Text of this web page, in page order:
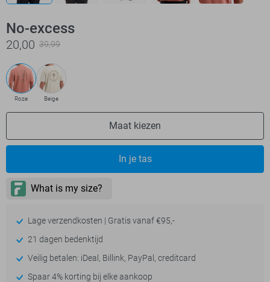
No-excess
20,00 39,99
Roze Beige
Maat kiezen
In je tas
Lage verzendkosten | Gratis vanaf €95,-
21 dagen bedenktijd
Veilig betalen: iDeal, Billink, PayPal, creditcard
Spaar 4% korting bij elke aankoop